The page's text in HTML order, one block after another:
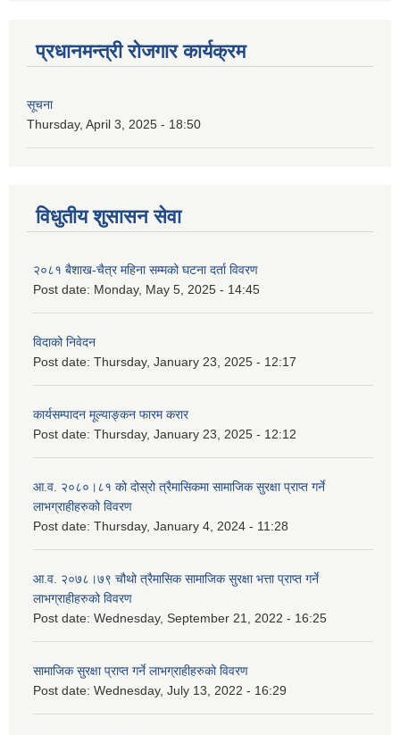
प्रधानमन्त्री रोजगार कार्यक्रम
सूचना
Thursday, April 3, 2025 - 18:50
विधुतीय शुसासन सेवा
२०८१ बैशाख-चैत्र महिना सम्मको घटना दर्ता विवरण
Post date: Monday, May 5, 2025 - 14:45
विदाको निवेदन
Post date: Thursday, January 23, 2025 - 12:17
कार्यसम्पादन मूल्याङ्कन फारम करार
Post date: Thursday, January 23, 2025 - 12:12
आ.व. २०८०।८१ को दोस्रो त्रैमासिकमा सामाजिक सुरक्षा प्राप्त गर्ने
लाभग्राहीहरुको विवरण
Post date: Thursday, January 4, 2024 - 11:28
आ.व. २०७८।७९ चौथो त्रैमासिक सामाजिक सुरक्षा भत्ता प्राप्त गर्ने
लाभग्राहीहरुको विवरण
Post date: Wednesday, September 21, 2022 - 16:25
सामाजिक सुरक्षा प्राप्त गर्ने लाभग्राहीहरुको विवरण
Post date: Wednesday, July 13, 2022 - 16:29